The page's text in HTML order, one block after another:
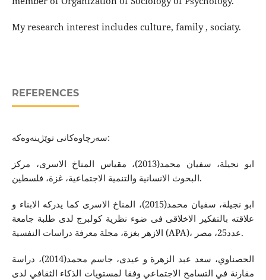
My research interest includes culture, family , sociaty.
REFERENCES
سه‌رچاوه‌كانی توێژینه‌وه‌كه‌:
ابو نجیلة‌، سفیان محمد(2013)، مقیاس المناخ الاسری، مركز
البحوث الانسانیة والتنمیة الاجتماعیة، غزة، فلسطین.
ابو نجیلة، سفیان محمد(2015)، المناخ الاسری كما یدركه‌ الابناء و
علاقته‌ بالتفكیر الاخلاقی فی ضوء نظریة كولبرج لدی طلبة جامعة
الازهر بغزة، مجلة معرفة دراسات النفسیة (APA)، عدد25، مصر.
الحصناوي، سعد عبد الزهرة و عیدی، جاسم محمد(2014)، دراسة
مقارنة في التسامح الاجتماعي وفقا لمستويات الذكاء الثقافي لدى